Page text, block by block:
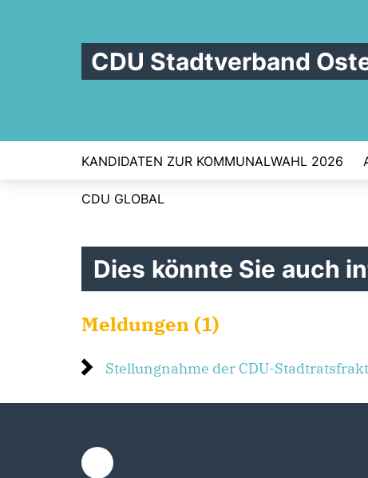
CDU Stadtverband
KANDIDATEN ZUR KOMMUNALWAHL 2026
CDU GLOBAL
Dies könnte Sie auch
Meldungen (1)
Stellungnahme der CDU-